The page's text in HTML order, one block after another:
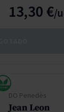
13,30 €
DO Penedès
Jean Leon